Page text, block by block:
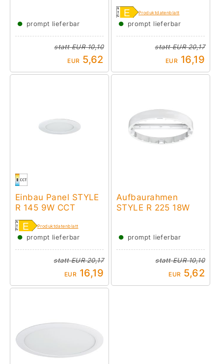
● prompt lieferbar
stattEUR 10,10
EUR 5,62
Produktdatenblatt
● prompt lieferbar
stattEUR 20,17
EUR 16,19
Einbau Panel STYLE
R 145 9W CCT
Produktdatenblatt
● prompt lieferbar
stattEUR 20,17
EUR 16,19
Aufbaurahmen
STYLE R 225 18W
● prompt lieferbar
stattEUR 10,10
EUR 5,62